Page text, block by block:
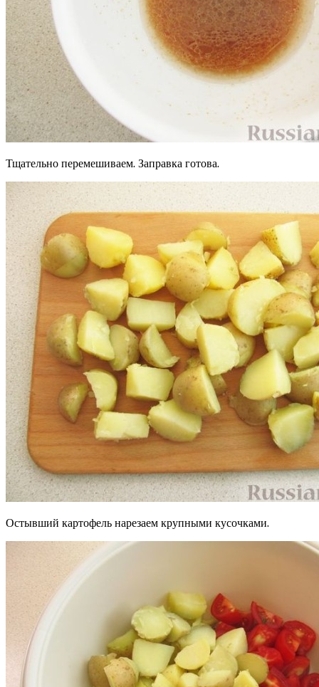
Тщательно перемешиваем. Заправка готова.
Остывший картофель нарезаем крупными кусочками.